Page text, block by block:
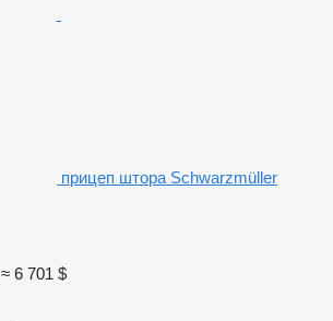
прицеп штора Schwarzmüller
≈ 6 701 $